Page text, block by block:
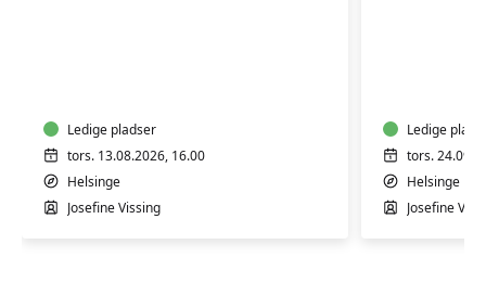
fre
9-
16
uger
Ledige pladser
tors. 13.08.2026, 16.00
Helsinge
Josefine Vissing
fre
9-
16
uger
Ledige
tors.
Helsinge
Josefine